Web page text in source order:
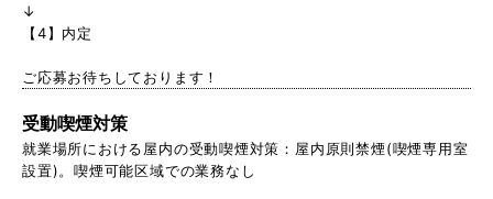
↓
【4】内定
ご応募お待ちしております！
受動喫煙対策
就業場所における屋内の受動喫煙対策：屋内原則禁煙(喫煙専用室
設置)。喫煙可能区域での業務なし